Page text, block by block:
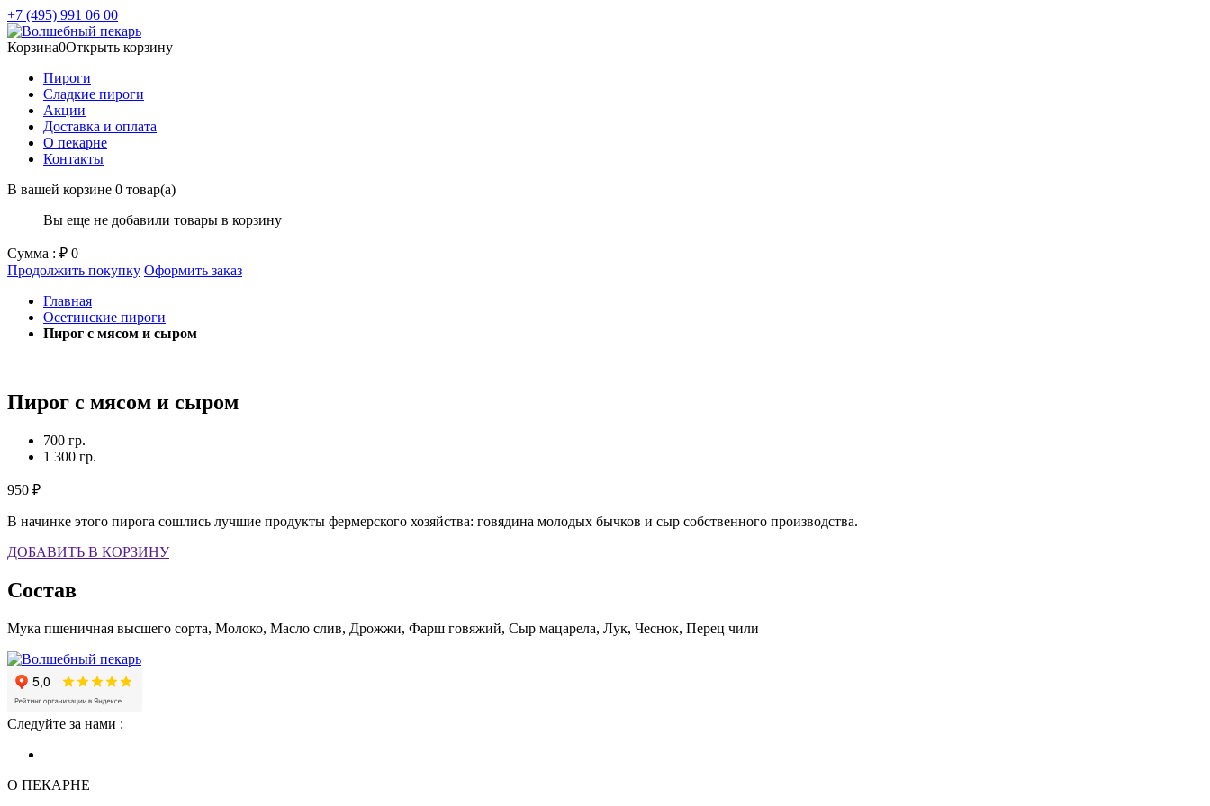
+7 (495) 991 06 00
Корзина0Открыть корзину
Пироги
Сладкие пироги
Акции
Доставка и оплата
О пекарне
Контакты
В вашей корзине 0 товар(а)
Вы еще не добавили товары в корзину
Сумма : ₽ 0
Продолжить покупку Оформить заказ
Главная
Осетинские пироги
Пирог с мясом и сыром
Пирог с мясом и сыром
700 гр.
1 300 гр.
950 ₽
В начинке этого пирога сошлись лучшие продукты фермерского хозяйства: говядина молодых бычков и сыр собственного производства.
ДОБАВИТЬ В КОРЗИНУ
Состав
Мука пшеничная высшего сорта, Молоко, Масло слив, Дрожжи, Фарш говяжий, Сыр мацарела, Лук, Чеснок, Перец чили
Следуйте за нами :
О ПЕКАРНЕ